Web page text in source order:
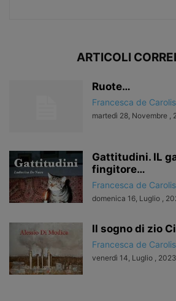
ARTICOLI
Ruote…
Francesca de Carolis
martedì 28, Novembre ,
Gattitudini. IL
fingitore…
Francesca de Carolis
domenica 16, Luglio ,
Il sogno di zio
Francesca de Carolis
venerdì 14, Luglio , 2023